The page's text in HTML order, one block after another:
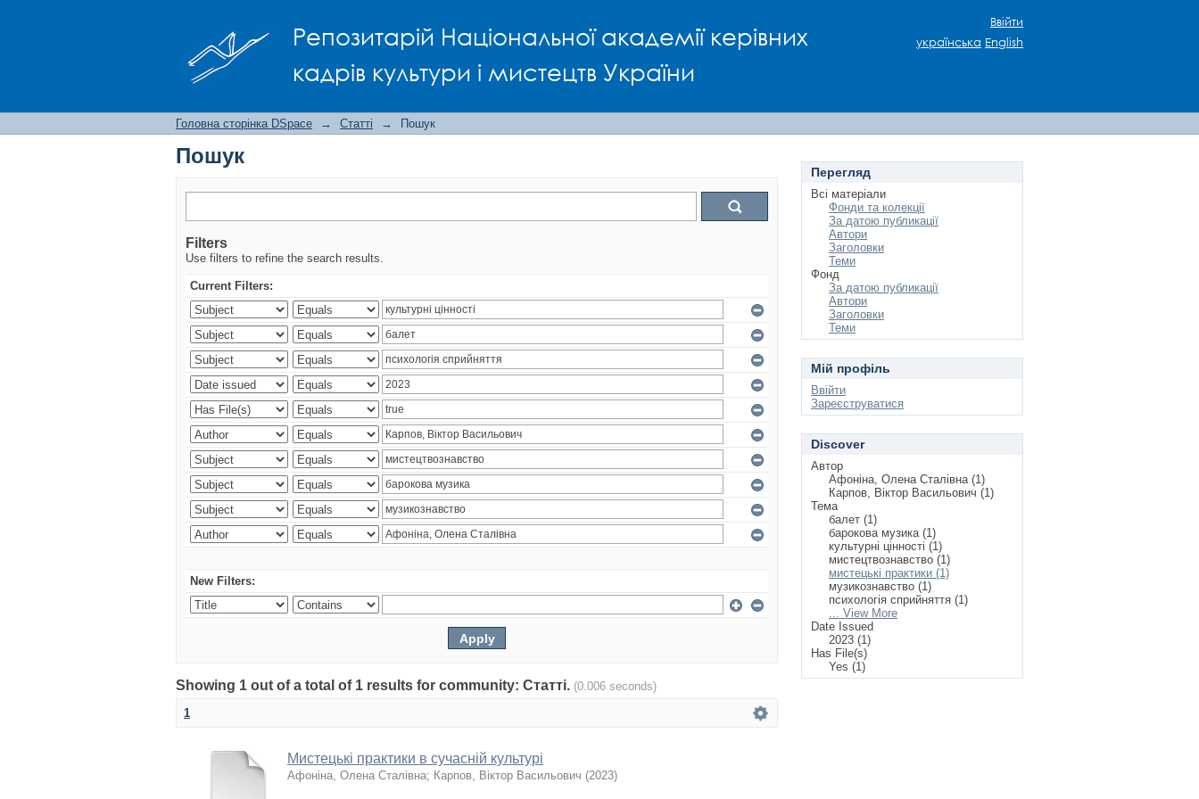
Репозитарій Національної академії керівних
кадрів культури і мистецтв України
Ввійти
українська English
Головна сторінка DSpace → Статті → Пошук
Пошук
Filters
Use filters to refine the search results.
Current Filters:
New Filters:
Showing 1 out of a total of 1 results for community: Статті. (0.006 seconds)
1
Мистецькі практики в сучасній культурі
Афоніна, Олена Сталівна; Карпов, Віктор Васильович (2023)
Перегляд
Всі матеріали
Фонди та колекції
За датою публикації
Автори
Заголовки
Теми
Фонд
За датою публикації
Автори
Заголовки
Теми
Мій профіль
Ввійти
Зареєструватися
Discover
Автор
Афоніна, Олена Сталівна (1)
Карпов, Віктор Васильович (1)
Тема
балет (1)
барокова музика (1)
культурні цінності (1)
мистецтвознавство (1)
мистецькі практики (1)
музикознавство (1)
психологія сприйняття (1)
... View More
Date Issued
2023 (1)
Has File(s)
Yes (1)